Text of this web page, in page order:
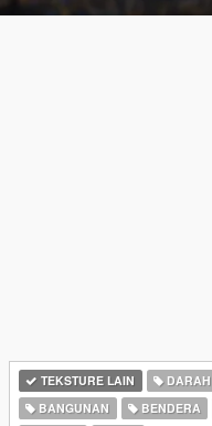
TEKSTURE LAIN DARAH
BANGUNAN
BENDERA